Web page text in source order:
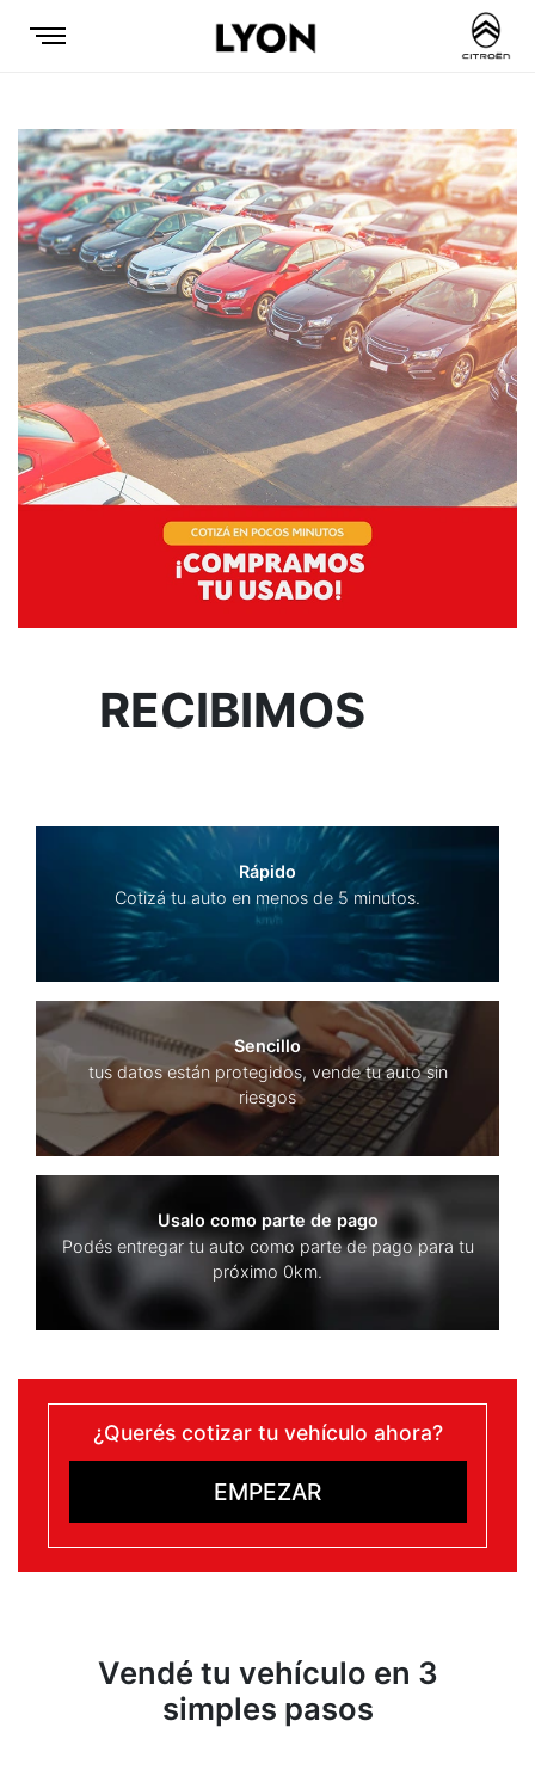
RECIBIMOS
Rápido
Cotizá tu auto en menos de 5 minutos.
Sencillo
tus datos están protegidos, vende tu auto sin
riesgos
Usalo como parte de pago
Podés entregar tu auto como parte de pago para tu
próximo 0km.
¿Querés cotizar tu vehículo ahora?
EMPEZAR
Vendé tu vehículo en 3
simples pasos